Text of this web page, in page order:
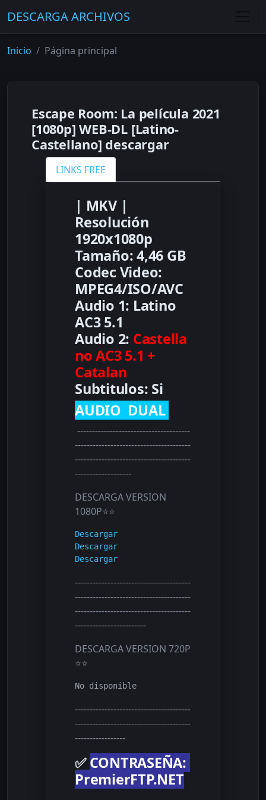
DESCARGA ARCHIVOS
Inicio Página principal
Escape Room: La película 2021
[1080p] WEB-DL [Latino-
Castellano] descargar
LINKS FREE
­| MKV |
Resolución
1920x1080p
Tamaño: 4,46 GB
Codec Video:
MPEG4/ISO/AVC
Audio 1: Latino
AC3 5.1
Audio 2: Castella
no AC3 5.1 +
Catalan
Subtitulos: Si
AUDIO DUAL
--------------------------------------
---------------------------------------
---------------------------------------
-------------------
DESCARGA VERSION
1080P⭐⭐
Descargar
Descargar
Descargar
---------------------------------------
---------------------------------------
---------------------------------------
------------------------
DESCARGA VERSION 720P
⭐⭐
No disponible
---------------------------------------
---------------------------------------
-----------------
✅CONTRASEÑA:
PremierFTP.NET